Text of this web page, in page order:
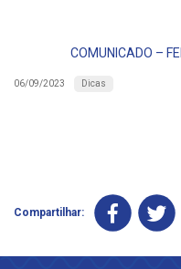
COMUNICADO –
06/09/2023 Dicas
Compartilhar: